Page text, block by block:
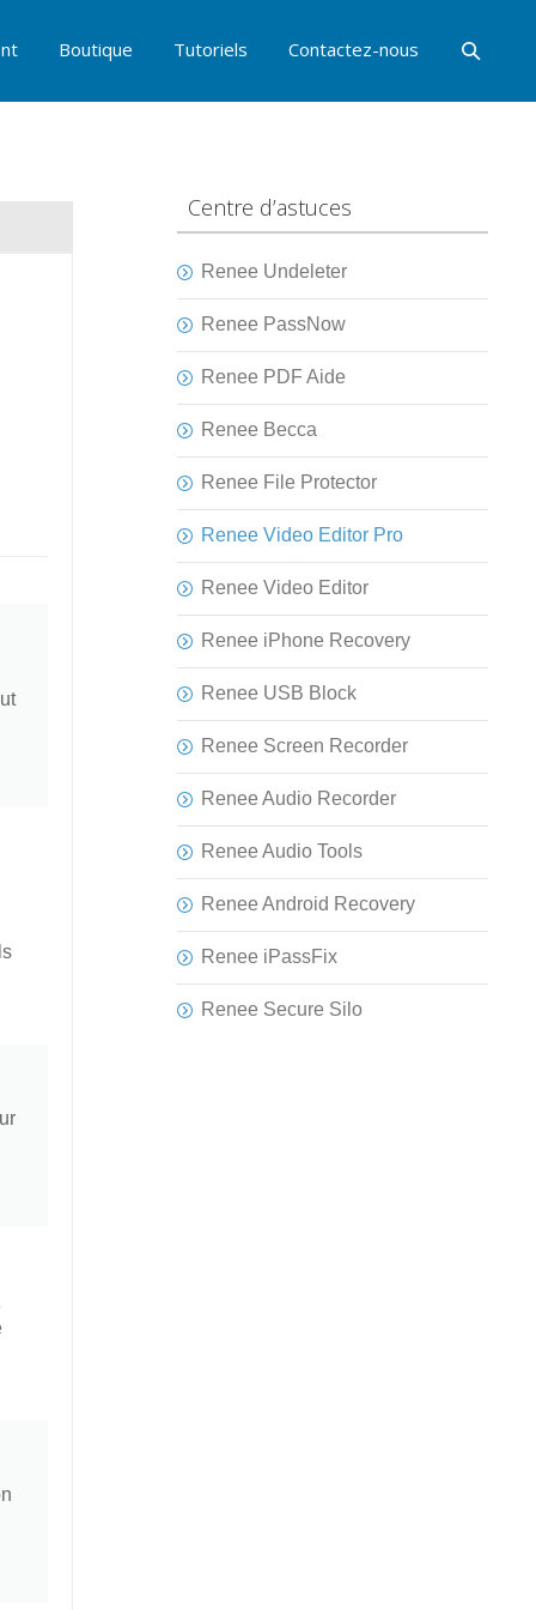
Boutique Tutoriels Contactez-nous
Centre d’astuces
Renee Undeleter
Renee PassNow
Renee PDF Aide
Renee Becca
Renee File Protector
Renee Video Editor Pro
Renee Video Editor
Renee iPhone Recovery
Renee USB Block
Renee Screen Recorder
Renee Audio Recorder
Renee Audio Tools
Renee Android Recovery
Renee iPassFix
Renee Secure Silo